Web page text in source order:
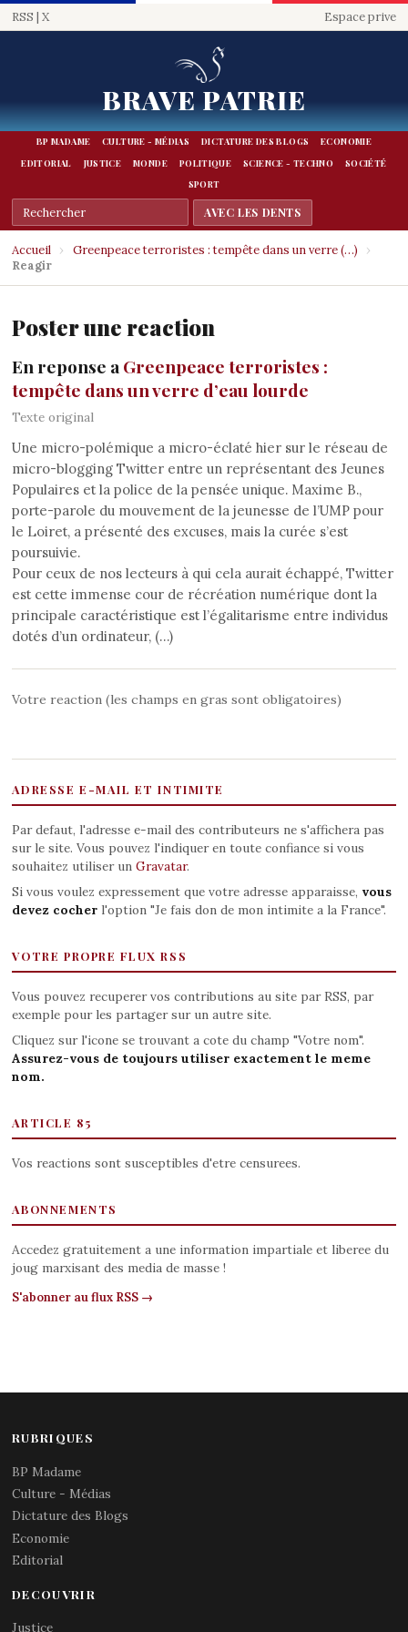
RSS | X Espace prive
BRAVE PATRIE
BP MADAME CULTURE - MÉDIAS DICTATURE DES BLOGS
ECONOMIE
EDITORIAL
JUSTICE MONDE POLITIQUE SCIENCE - TECHNO
SOCIÉTÉ
SPORT
Accueil › Greenpeace terroristes : tempête dans un verre (…)
›
Reagir
Poster une reaction
En reponse a Greenpeace terroristes :
tempête dans un verre d’eau lourde
Texte original
Une micro-polémique a micro-éclaté hier sur le réseau de
micro-blogging Twitter entre un représentant des Jeunes
Populaires et la police de la pensée unique. Maxime B.,
porte-parole du mouvement de la jeunesse de l’UMP pour
le Loiret, a présenté des excuses, mais la curée s’est
poursuivie.
Pour ceux de nos lecteurs à qui cela aurait échappé, Twitter
est cette immense cour de récréation numérique dont la
principale caractéristique est l’égalitarisme entre individus
dotés d’un ordinateur, (…)
Votre reaction (les champs en gras sont obligatoires)
ADRESSE E-MAIL ET INTIMITE
Par defaut, l'adresse e-mail des contributeurs ne s'affichera pas
sur le site. Vous pouvez l'indiquer en toute confiance si vous
souhaitez utiliser un Gravatar.
Si vous voulez expressement que votre adresse apparaisse, vous
devez cocherl'option "Je fais don de mon intimite a la France".
VOTRE PROPRE FLUX RSS
Vous pouvez recuperer vos contributions au site par RSS, par
exemple pour les partager sur un autre site.
Cliquez sur l'icone se trouvant a cote du champ "Votre nom".
Assurez-vous de toujours utiliser exactement le meme
nom.
ARTICLE 85
Vos reactions sont susceptibles d'etre censurees.
ABONNEMENTS
Accedez gratuitement a une information impartiale et liberee du
joug marxisant des media de masse !
S'abonner au flux RSS →
RUBRIQUES
BP Madame
Culture - Médias
Dictature des Blogs
Economie
Editorial
DECOUVRIR
Justice